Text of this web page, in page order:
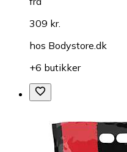
309 kr.
hos Bodystore.dk
+6 butikker